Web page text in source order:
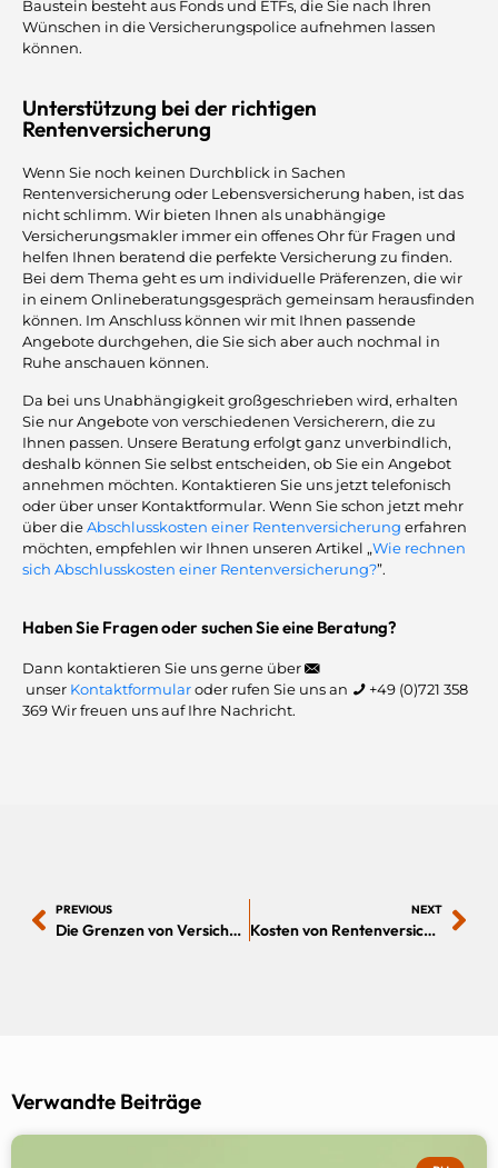
Baustein besteht aus Fonds und ETFs, die Sie nach Ihren
Wünschen in die Versicherungspolice aufnehmen lassen
können.
Unterstützung bei der richtigen
Rentenversicherung
Wenn Sie noch keinen Durchblick in Sachen
Rentenversicherung oder Lebensversicherung haben, ist das
nicht schlimm. Wir bieten Ihnen als unabhängige
Versicherungsmakler immer ein offenes Ohr für Fragen und
helfen Ihnen beratend die perfekte Versicherung zu finden.
Bei dem Thema geht es um individuelle Präferenzen, die wir
in einem Onlineberatungsgespräch gemeinsam herausfinden
können. Im Anschluss können wir mit Ihnen passende
Angebote durchgehen, die Sie sich aber auch nochmal in
Ruhe anschauen können.
Da bei uns Unabhängigkeit großgeschrieben wird, erhalten
Sie nur Angebote von verschiedenen Versicherern, die zu
Ihnen passen. Unsere Beratung erfolgt ganz unverbindlich,
deshalb können Sie selbst entscheiden, ob Sie ein Angebot
annehmen möchten. Kontaktieren Sie uns jetzt telefonisch
oder über unser Kontaktformular. Wenn Sie schon jetzt mehr
über dieAbschlusskosten einer Rentenversicherung erfahren
möchten, empfehlen wir Ihnen unseren Artikel „Wie rechnen
sich Abschlusskosten einer Rentenversicherung?”.
Haben Sie Fragen oder suchen Sie eine Beratung?
Dann kontaktieren Sie uns gerne über
unser Kontaktformularoder rufen Sie uns an
+49 (0)721 358
369Wir freuen uns auf Ihre Nachricht.
PREVIOUS
Die Grenzen von Versicherungsvergleichsrechnern – der menschliche Faktor
NEXT
Kosten von Rentenversicherungen während der Laufzeit
Verwandte Beiträge